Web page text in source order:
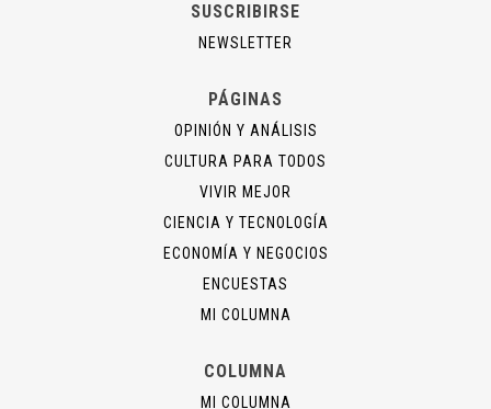
SUSCRIBIRSE
NEWSLETTER
PÁGINAS
OPINIÓN Y ANÁLISIS
CULTURA PARA TODOS
VIVIR MEJOR
CIENCIA Y TECNOLOGÍA
ECONOMÍA Y NEGOCIOS
ENCUESTAS
MI COLUMNA
COLUMNA
MI COLUMNA